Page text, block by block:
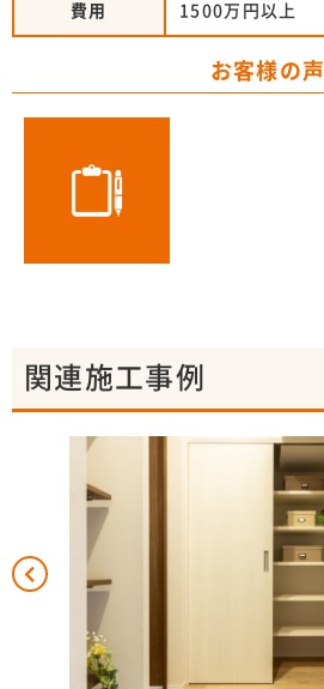
費用 1500万円以上
お客様の声
関連施工事例